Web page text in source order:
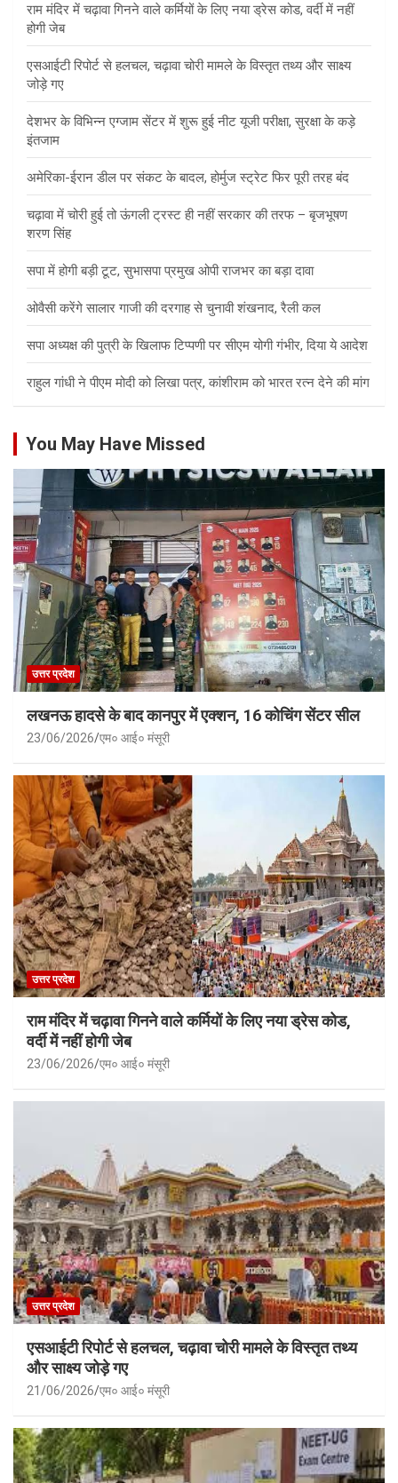
राम मंदिर में चढ़ावा गिनने वाले कर्मियों के लिए नया ड्रेस कोड, वर्दी में नहीं
होगी जेब
एसआईटी रिपोर्ट से हलचल, चढ़ावा चोरी मामले के विस्तृत तथ्य और साक्ष्य
जोड़े गए
देशभर के विभिन्न एग्जाम सेंटर में शुरू हुई नीट यूजी परीक्षा, सुरक्षा के कड़े
इंतजाम
अमेरिका-ईरान डील पर संकट के बादल, होर्मुज स्ट्रेट फिर पूरी तरह बंद
चढ़ावा में चोरी हुई तो ऊंगली ट्रस्ट ही नहीं सरकार की तरफ – बृजभूषण
शरण सिंह
सपा में होगी बड़ी टूट, सुभासपा प्रमुख ओपी राजभर का बड़ा दावा
ओवैसी करेंगे सालार गाजी की दरगाह से चुनावी शंखनाद, रैली कल
सपा अध्यक्ष की पुत्री के खिलाफ टिप्पणी पर सीएम योगी गंभीर, दिया ये आदेश
राहुल गांधी ने पीएम मोदी को लिखा पत्र, कांशीराम को भारत रत्न देने की मांग
You May Have Missed
उत्तर प्रदेश
लखनऊ हादसे के बाद कानपुर में एक्शन, 16 कोचिंग सेंटर सील
23/06/2026 एम० आई० मंसूरी
उत्तर प्रदेश
राम मंदिर में चढ़ावा गिनने वाले कर्मियों के लिए नया ड्रेस कोड,
वर्दी में नहीं होगी जेब
23/06/2026 एम० आई० मंसूरी
उत्तर प्रदेश
एसआईटी रिपोर्ट से हलचल, चढ़ावा चोरी मामले के विस्तृत तथ्य
और साक्ष्य जोड़े गए
21/06/2026 एम० आई० मंसूरी